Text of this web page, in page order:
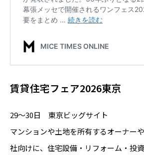
賃貸住宅フェア2026東京
29～30日 東京ビッグサイト
マンションや土地を所有するオーナー
社向けに、住宅設備・リフォーム・投